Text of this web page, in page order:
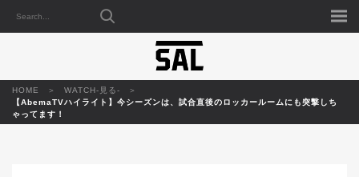
HOME
WATCH-見る-
【AbemaTVハイライト】今シーズンは、試合直後のロッカールームにも突撃しち
ゃってます！